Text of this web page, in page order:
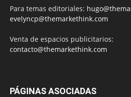
Para temas editoriales:
evelyncp@themarkethink.com
Venta de espacios publicitarios:
contacto@themarkethink.com
PÁGINAS ASOCIADAS